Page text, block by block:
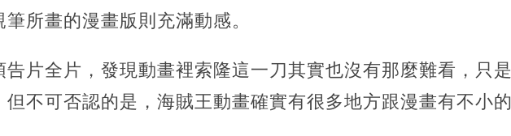
所畫的漫畫版則充滿動感。
片全片，發現動畫裡索隆這一刀其實也沒有那麼難看，只是
不可否認的是，海賊王動畫確實有很多地方跟漫畫有不小的